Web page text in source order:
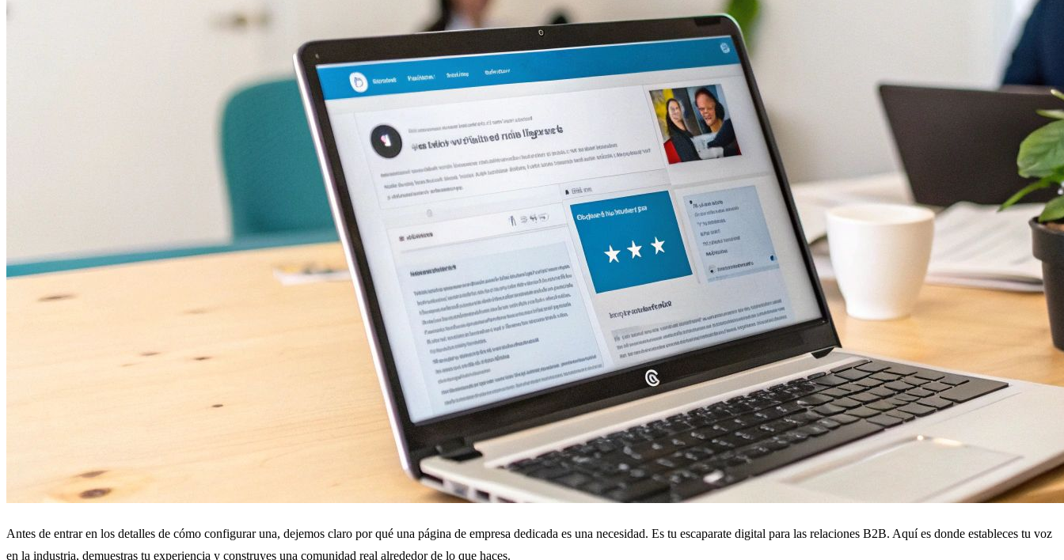
Antes de entrar en los detalles de cómo configurar una, dejemos claro por qué una página de empresa dedicada es una necesidad. Es tu escaparate digital para las relaciones B2B. Aquí es donde estableces tu voz
en la industria, demuestras tu experiencia y construyes una comunidad real alrededor de lo que haces.